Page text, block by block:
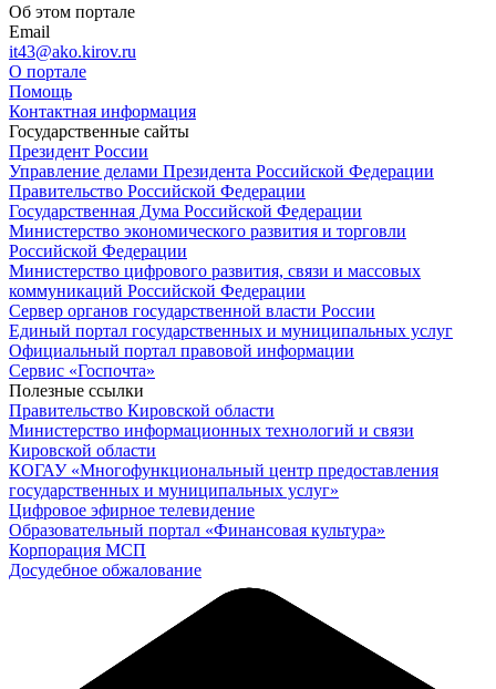
Об этом портале
Email
it43@ako.kirov.ru
О портале
Помощь
Контактная информация
Государственные сайты
Президент России
Управление делами Президента Российской Федерации
Правительство Российской Федерации
Государственная Дума Российской Федерации
Министерство экономического развития и торговли
Российской Федерации
Министерство цифрового развития, связи и массовых
коммуникаций Российской Федерации
Сервер органов государственной власти России
Единый портал государственных и муниципальных услуг
Официальный портал правовой информации
Cервис «Госпочта»
Полезные ссылки
Правительство Кировской области
Министерство информационных технологий и связи
Кировской области
КОГАУ «Многофункциональный центр предоставления
государственных и муниципальных услуг»
Цифровое эфирное телевидение
Образовательный портал «Финансовая культура»
Корпорация МСП
Досудебное обжалование